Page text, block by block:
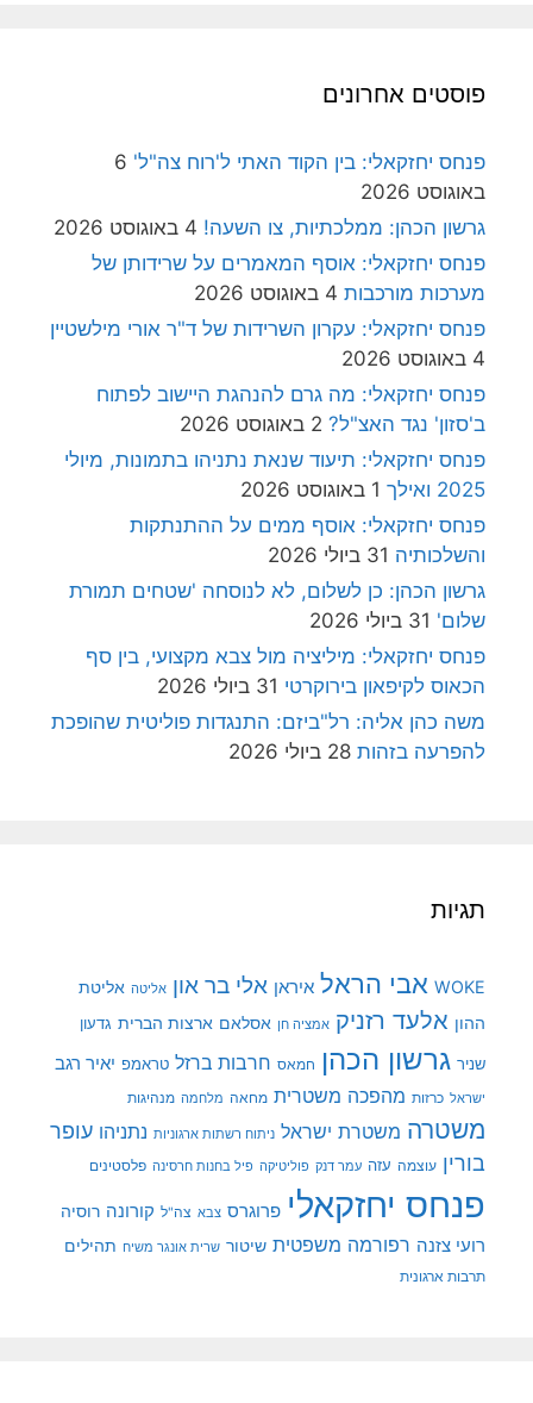
פוסטים אחרונים
פנחס יחזקאלי: בין הקוד האתי ל'רוח צה"ל' 6
באוגוסט 2026
גרשון הכהן: ממלכתיות, צו השעה! 4 באוגוסט 2026
פנחס יחזקאלי: אוסף המאמרים על שרידותן של
מערכות מורכבות 4 באוגוסט 2026
פנחס יחזקאלי: עקרון השרידות של ד"ר אורי מילשטיין
4 באוגוסט 2026
פנחס יחזקאלי: מה גרם להנהגת היישוב לפתוח
ב'סזון' נגד האצ"ל? 2 באוגוסט 2026
פנחס יחזקאלי: תיעוד שנאת נתניהו בתמונות, מיולי
2025 ואילך
1 באוגוסט 2026
פנחס יחזקאלי: אוסף ממים על ההתנתקות
והשלכותיה 31 ביולי 2026
גרשון הכהן: כן לשלום, לא לנוסחה 'שטחים תמורת
שלום' 31 ביולי 2026
פנחס יחזקאלי: מיליציה מול צבא מקצועי, בין סף
הכאוס לקיפאון בירוקרטי 31 ביולי 2026
משה כהן אליה: רל"ביזם: התנגדות פוליטית שהופכת
להפרעה בזהות 28 ביולי 2026
תגיות
WOKE אבי הראל איראן אלי בר און אליטה אליטת
ההון אלעד רזניק אמציה חן אסלאם ארצות הברית גדעון
שניר גרשון הכהן חמאס חרבות ברזל טראמפ יאיר רגב
ישראל כרזות מהפכה משטרית מחאה מלחמה מנהיגות
משטרה משטרת ישראל ניתוח רשתות ארגוניות נתניהו עופר
בורין עוצמה עזה עמר דנק פוליטיקה פיל בחנות חרסינה פלסטינים
פנחס יחזקאלי פרוגרס צבא צה"ל קורונה רוסיה
רועי צזנה רפורמה משפטית שיטור שרית אונגר משיח תהילים
תרבות ארגונית